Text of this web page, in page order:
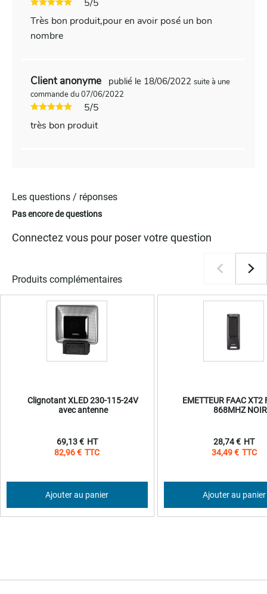
5/5
Très bon produit,pour en avoir posé un bon
nombre
Client anonyme publié le 18/06/2022 suite à une
commande du 07/06/2022
5/5
très bon produit
Les questions / réponses
Pas encore de questions
Connectez vous pour poser votre question
Produits complémentaires
Clignotant XLED 230-115-24V
avec antenne
82,96 €
69,13 €
Ajouter au panier
EMETTEUR FAAC XT2
868MHZ NOIR
34,49 €
28,74 €
Ajouter au panier